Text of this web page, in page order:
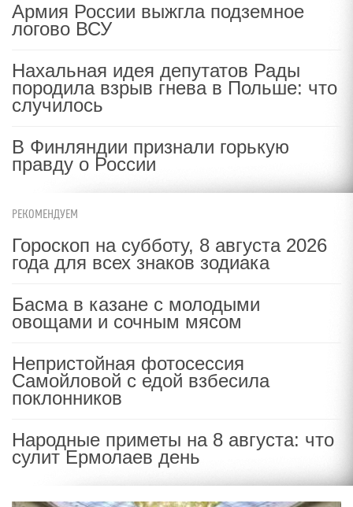
Армия России выжгла подземное
логово ВСУ
Нахальная идея депутатов Рады
породила взрыв гнева в Польше: что
случилось
В Финляндии признали горькую
правду о России
РЕКОМЕНДУЕМ
Гороскоп на субботу, 8 августа 2026
года для всех знаков зодиака
Басма в казане с молодыми
овощами и сочным мясом
Непристойная фотосессия
Самойловой с едой взбесила
поклонников
Народные приметы на 8 августа: что
сулит Ермолаев день